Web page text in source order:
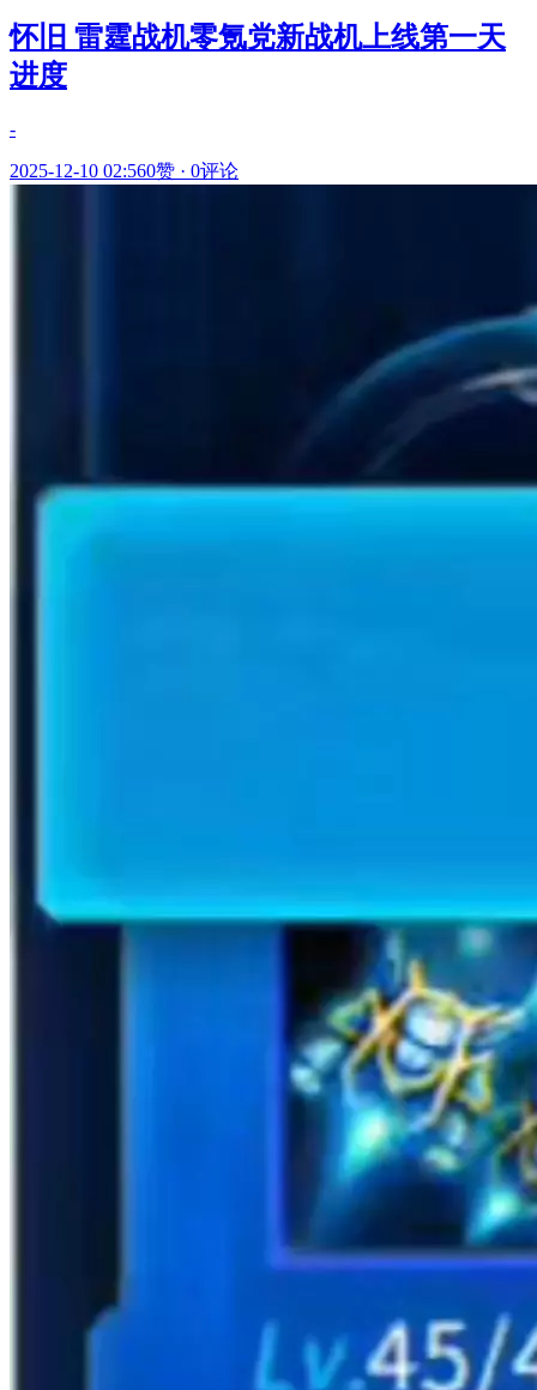
怀旧 雷霆战机零氪党新战机上线第一天
进度
-
2025-12-10 02:560赞 · 0评论